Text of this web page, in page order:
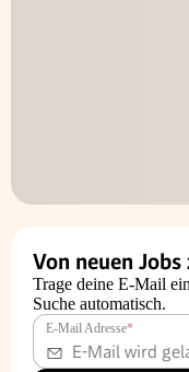
Von neuen
Trage deine E-Mail
Suche automatisch.
E-Mail Adresse*